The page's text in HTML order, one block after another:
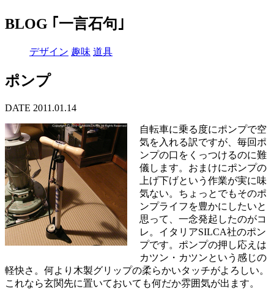
BLOG ｢一言石句｣
デザイン 趣味 道具
ポンプ
DATE 2011.01.14
自転車に乗る度にポンプで空
気を入れる訳ですが、毎回ポ
ンプの口をくっつけるのに難
儀します。おまけにポンプの
上げ下げという作業が実に味
気ない。ちょっとでもそのポ
ンプライフを豊かにしたいと
思って、一念発起したのがコ
レ。イタリアSILCA社のポン
プです。ポンプの押し応えは
カツン・カツンという感じの
軽快さ。何より木製グリップの柔らかいタッチがよろしい。
これなら玄関先に置いておいても何だか雰囲気が出ます。